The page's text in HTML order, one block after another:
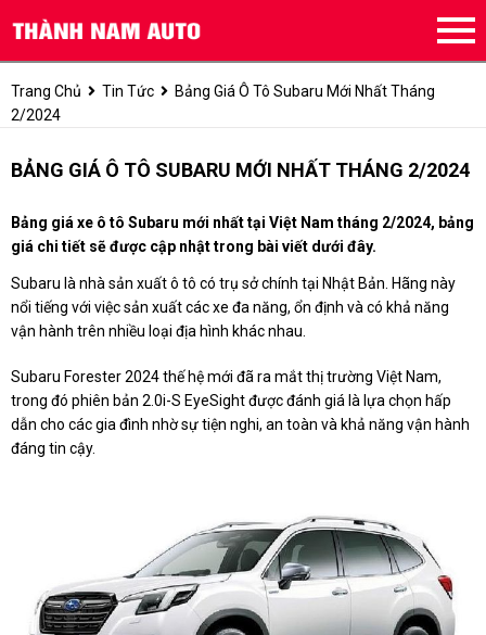
Trang Chủ Tin Tức
Bảng Giá Ô Tô Subaru Mới Nhất Tháng
2/2024
BẢNG GIÁ Ô TÔ SUBARU MỚI NHẤT THÁNG 2/2024
Bảng giá xe ô tô Subaru mới nhất tại Việt Nam tháng 2/2024, bảng
giá chi tiết sẽ được cập nhật trong bài viết dưới đây.
Subaru là nhà sản xuất ô tô có trụ sở chính tại Nhật Bản. Hãng này
nổi tiếng với việc sản xuất các xe đa năng, ổn định và có khả năng
vận hành trên nhiều loại địa hình khác nhau.
Subaru Forester 2024 thế hệ mới đã ra mắt thị trường Việt Nam,
trong đó phiên bản 2.0i-S EyeSight được đánh giá là lựa chọn hấp
dẫn cho các gia đình nhờ sự tiện nghi, an toàn và khả năng vận hành
đáng tin cậy.